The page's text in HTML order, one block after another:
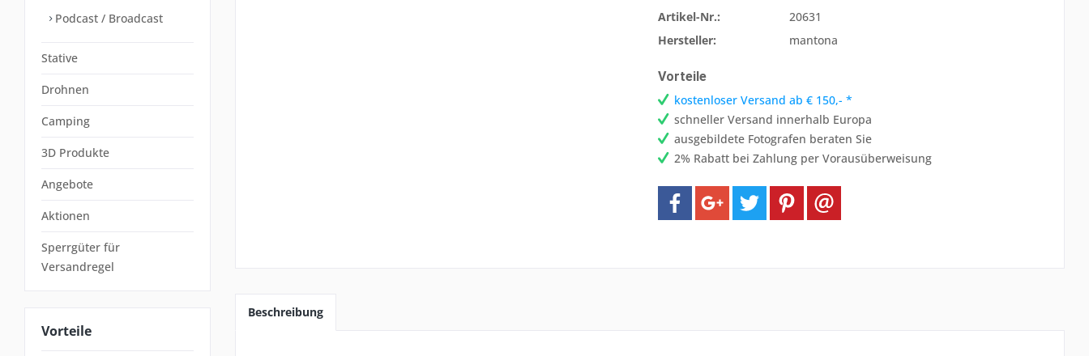
Podcast / Broadcast
Stative
Drohnen
Camping
3D Produkte
Angebote
Aktionen
Sperrgüter für
Versandregel
Vorteile
Artikel-Nr.:
20631
Hersteller:
mantona
Vorteile
kostenloser Versand ab € 150,- *
schneller Versand innerhalb Europa
ausgebildete Fotografen beraten Sie
2% Rabatt bei Zahlung per Vorausüberweisung
Beschreibung